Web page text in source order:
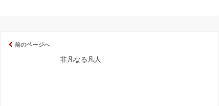
前のページへ
非凡なる凡人